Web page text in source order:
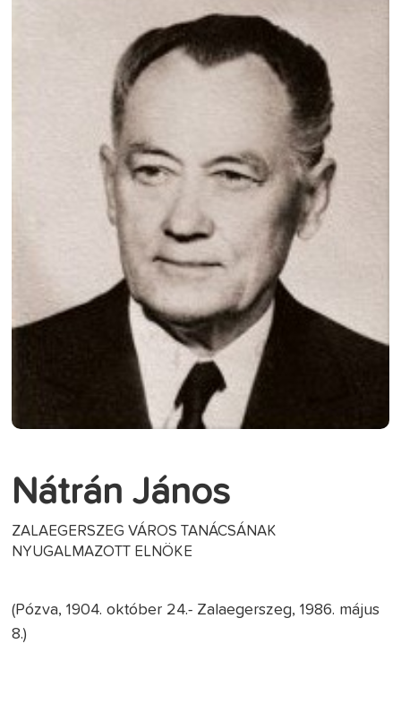
Nátrán János
ZALAEGERSZEG VÁROS TANÁCSÁNAK
NYUGALMAZOTT ELNÖKE
(Pózva, 1904. október 24.- Zalaegerszeg, 1986. május
8.)